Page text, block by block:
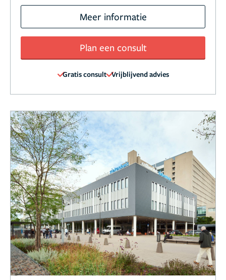
Meer informatie
Plan een consult
Gratis consult Vrijblijvend advies